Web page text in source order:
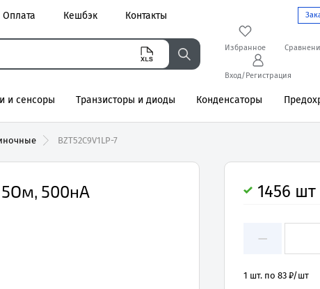
Оплата Кешбэк Контакты
Избранное
Вход/Регистрация
и сенсоры Транзисторы и диоды Конденсаторы
BZT52C9V1LP-7
500нА 1456 шт
−
1 шт. по 83 ₽/шт